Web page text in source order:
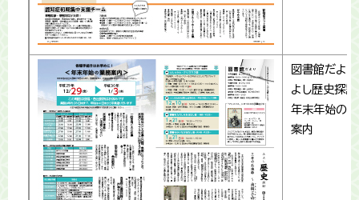
図書館だより
よし歴史探訪
年末年始の
案内